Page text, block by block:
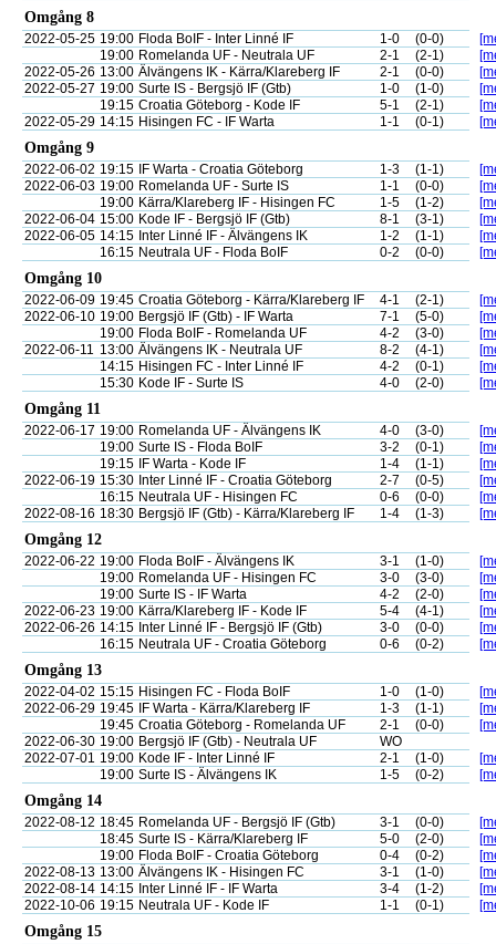
Omgång 8
2022-05-25 19:00 Floda BoIF - Inter Linné IF 1-0 (0-0)
19:00 Romelanda UF - Neutrala UF 2-1 (2-1)
2022-05-26 13:00 Älvängens IK - Kärra/Klareberg IF 2-1 (0-0)
2022-05-27 19:00 Surte IS - Bergsjö IF (Gtb) 1-0 (1-0)
19:15 Croatia Göteborg - Kode IF 5-1 (2-1)
2022-05-29 14:15 Hisingen FC - IF Warta 1-1 (0-1)
Omgång 9
2022-06-02 19:15 IF Warta - Croatia Göteborg 1-3 (1-1)
2022-06-03 19:00 Romelanda UF - Surte IS 1-1 (0-0)
19:00 Kärra/Klareberg IF - Hisingen FC 1-5 (1-2)
2022-06-04 15:00 Kode IF - Bergsjö IF (Gtb) 8-1 (3-1)
2022-06-05 14:15 Inter Linné IF - Älvängens IK 1-2 (1-1)
16:15 Neutrala UF - Floda BoIF 0-2 (0-0)
Omgång 10
2022-06-09 19:45 Croatia Göteborg - Kärra/Klareberg IF 4-1 (2-1)
2022-06-10 19:00 Bergsjö IF (Gtb) - IF Warta 7-1 (5-0)
19:00 Floda BoIF - Romelanda UF 4-2 (3-0)
2022-06-11 13:00 Älvängens IK - Neutrala UF 8-2 (4-1)
14:15 Hisingen FC - Inter Linné IF 4-2 (0-1)
15:30 Kode IF - Surte IS 4-0 (2-0)
Omgång 11
2022-06-17 19:00 Romelanda UF - Älvängens IK 4-0 (3-0)
19:00 Surte IS - Floda BoIF 3-2 (0-1)
19:15
IF Warta - Kode IF 1-4 (1-1)
2022-06-19 15:30 Inter Linné IF - Croatia Göteborg 2-7 (0-5)
16:15 Neutrala UF - Hisingen FC 0-6 (0-0)
2022-08-16 18:30 Bergsjö IF (Gtb) - Kärra/Klareberg IF 1-4 (1-3)
Omgång 12
2022-06-22 19:00 Floda BoIF - Älvängens IK 3-1 (1-0)
19:00 Romelanda UF - Hisingen FC 3-0 (3-0)
19:00 Surte IS - IF Warta 4-2 (2-0)
2022-06-23 19:00 Kärra/Klareberg IF - Kode IF 5-4 (4-1)
2022-06-26 14:15 Inter Linné IF - Bergsjö IF (Gtb) 3-0 (0-0)
16:15 Neutrala UF - Croatia Göteborg 0-6 (0-2)
Omgång 13
2022-04-02 15:15 Hisingen FC - Floda BoIF 1-0 (1-0)
2022-06-29 19:45 IF Warta - Kärra/Klareberg IF 1-3 (1-1)
19:45 Croatia Göteborg - Romelanda UF 2-1 (0-0)
2022-06-30 19:00 Bergsjö IF (Gtb) - Neutrala UF
WO
2022-07-01 19:00 Kode IF - Inter Linné IF 2-1 (1-0)
19:00 Surte IS - Älvängens IK 1-5 (0-2)
Omgång 14
2022-08-12 18:45 Romelanda UF - Bergsjö IF (Gtb) 3-1 (0-0)
18:45 Surte IS - Kärra/Klareberg IF 5-0 (2-0)
19:00 Floda BoIF - Croatia Göteborg 0-4 (0-2)
2022-08-13 13:00 Älvängens IK - Hisingen FC 3-1 (1-0)
2022-08-14 14:15 Inter Linné IF - IF Warta 3-4 (1-2)
2022-10-06 19:15 Neutrala UF - Kode IF 1-1 (0-1)
Omgång 15